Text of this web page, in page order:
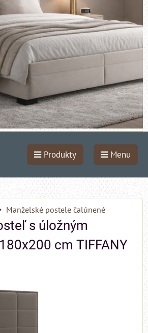
Produkty Menu
Manželské postele čalúnené
s úložným
cm TIFFANY